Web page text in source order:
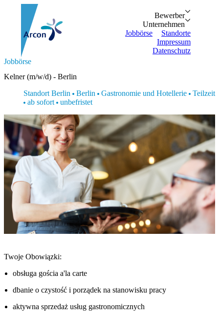
BewerberBewerber
Vorteile
Unternehmen
Unternehmen
Personalanfrage
Jobbörse
Standorte
Impressum
Datenschutz
Suche...
Bewerber
Jobbörse
Standorte
Datenschutz
Zurück
Bewerber
Vorteile
Initiativbewerbung
Zurück
Unternehmen
Personalanfrage
Jobbörse
Kelner (m/w/d) - Berlin
Standort Berlin
Berlin Gastronomie und Hotellerie
Teilzeit
ab sofort
unbefristet
Twoje Obowiązki:
obsługa gościa a'la carte
dbanie o czystość i porządek na stanowisku pracy
aktywna sprzedaż usług gastronomicznych